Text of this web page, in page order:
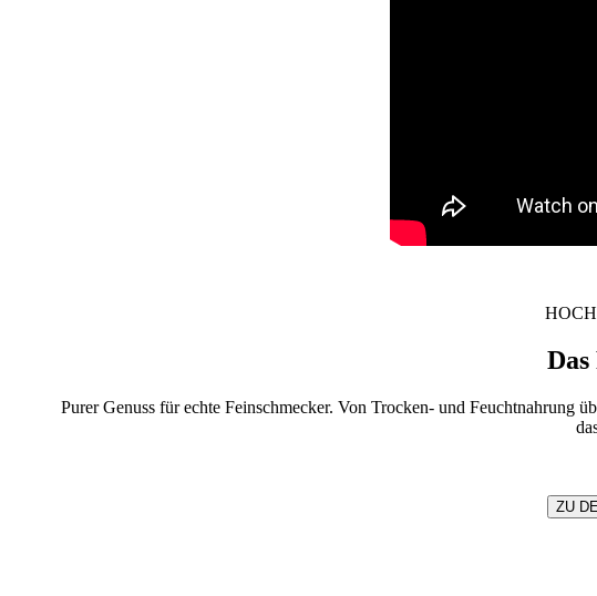
Purer Genuss für echte Feinschmecker. Von Trocken- und Feuchtnahrung
ZU